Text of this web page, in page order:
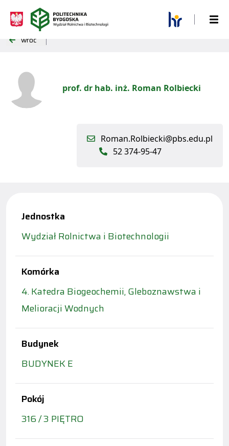
wróć
prof. dr hab. inż. Roman Rolbiecki
Roman.Rolbiecki@pbs.edu.pl
52 374-95-47
Jednostka
Wydział Rolnictwa i Biotechnologii
Komórka
4. Katedra Biogeochemii, Gleboznawstwa i
Melioracji Wodnych
Budynek
BUDYNEK E
Pokój
316 / 3 PIĘTRO